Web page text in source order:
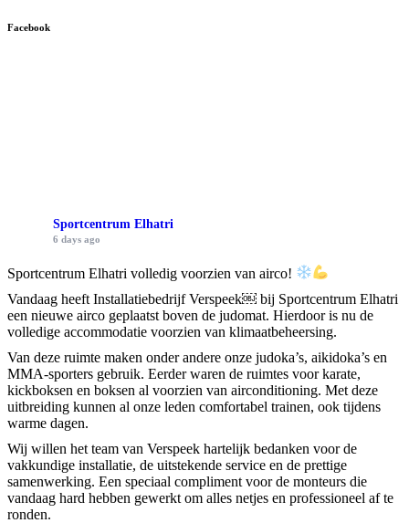
Facebook
Sportcentrum Elhatri
6 days ago
Sportcentrum Elhatri volledig voorzien van airco!
Vandaag heeft Installatiebedrijf Verspeek⁠￼ bij Sportcentrum Elhatri
een nieuwe airco geplaatst boven de judomat. Hierdoor is nu de
volledige accommodatie voorzien van klimaatbeheersing.
Van deze ruimte maken onder andere onze judoka’s, aikidoka’s en
MMA-sporters gebruik. Eerder waren de ruimtes voor karate,
kickboksen en boksen al voorzien van airconditioning. Met deze
uitbreiding kunnen al onze leden comfortabel trainen, ook tijdens
warme dagen.
Wij willen het team van Verspeek hartelijk bedanken voor de
vakkundige installatie, de uitstekende service en de prettige
samenwerking. Een speciaal compliment voor de monteurs die
vandaag hard hebben gewerkt om alles netjes en professioneel af te
ronden.